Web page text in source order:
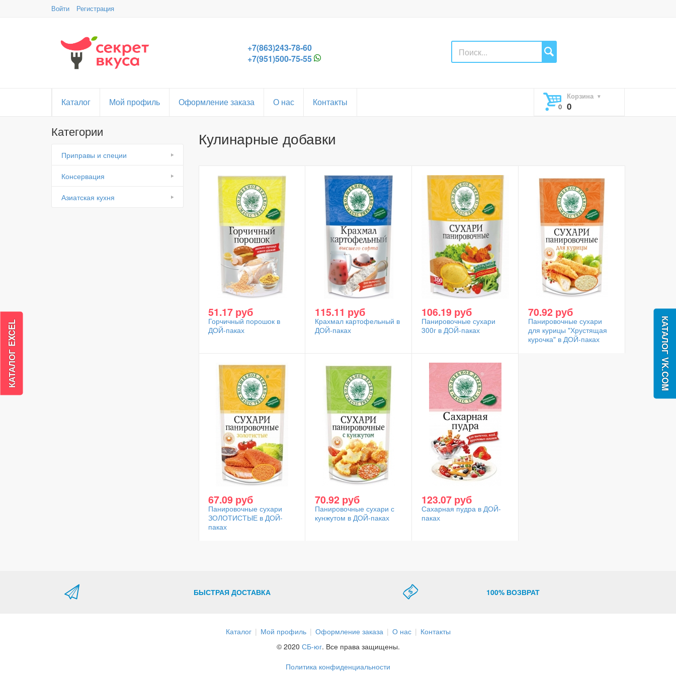
Войти Регистрация
+7(863)243-78-60
+7(951)500-75-55
Каталог Мой профиль Оформление заказа О нас Контакты
Корзина
0
Категории
Приправы и специи
Консервация
Азиатская кухня
Кулинарные добавки
51.17 руб
Горчичный порошок в
ДОЙ-паках
115.11 руб
Крахмал картофельный в
ДОЙ-паках
106.19 руб
Панировочные сухари
300г в ДОЙ-паках
70.92 руб
Панировочные сухари
для курицы "Хрустящая
курочка" в ДОЙ-паках
67.09 руб
Панировочные сухари
ЗОЛОТИСТЫЕ в ДОЙ-
паках
70.92 руб
Панировочные сухари с
кунжутом в ДОЙ-паках
123.07 руб
Сахарная пудра в ДОЙ-
паках
БЫСТРАЯ ДОСТАВКА 100% ВОЗВРАТ
Каталог Мой профиль Оформление заказа О нас
Контакты
© 2020 СБ-юг. Все права защищены.
Политика конфиденциальности